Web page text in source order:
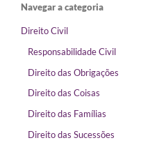
Navegar a categoria
Direito Civil
Responsabilidade Civil
Direito das Obrigações
Direito das Coisas
Direito das Famílias
Direito das Sucessões